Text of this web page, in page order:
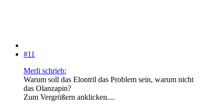
#11
Merli schrieb:
Warum soll das Elontril das Problem sein, warum nicht
das Olanzapin?
Zum Vergrößern anklicken....